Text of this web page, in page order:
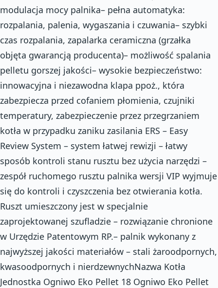
modulacja mocy palnika– pełna automatyka:
rozpalania, palenia, wygaszania i czuwania– szybki
czas rozpalania, zapalarka ceramiczna (grzałka
objęta gwarancją producenta)– możliwość spalania
pelletu gorszej jakości– wysokie bezpieczeństwo:
innowacyjna i niezawodna klapa ppoż., która
zabezpiecza przed cofaniem płomienia, czujniki
temperatury, zabezpieczenie przez przegrzaniem
kotła w przypadku zaniku zasilania ERS – Easy
Review System – system łatwej rewizji – łatwy
sposób kontroli stanu rusztu bez użycia narzędzi –
zespół ruchomego rusztu palnika wersji VIP wyjmuje
się do kontroli i czyszczenia bez otwierania kotła.
Ruszt umieszczony jest w specjalnie
zaprojektowanej szufladzie – rozwiązanie chronione
w Urzędzie Patentowym RP.– palnik wykonany z
najwyższej jakości materiałów – stali żaroodpornych,
kwasoodpornych i nierdzewnychNazwa Kotła
Jednostka Ogniwo Eko Pellet 18 Ogniwo Eko Pellet